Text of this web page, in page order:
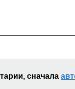
сначала